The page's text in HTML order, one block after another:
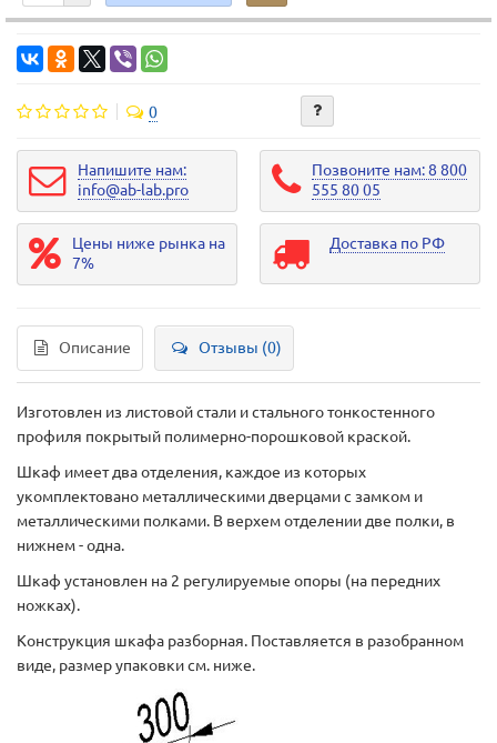
0
Напишите нам:
info@ab-lab.pro
Позвоните нам: 8 800
555 80 05
Цены ниже рынка на
7%
Доставка по РФ
Описание Отзывы (0)
Изготовлен из листовой стали и стального тонкостенного
профиля покрытый полимерно-порошковой краской.
Шкаф имеет два отделения, каждое из которых
укомплектовано металлическими дверцами с замком и
металлическими полками. В верхем отделении две полки, в
нижнем - одна.
Шкаф установлен на 2 регулируемые опоры (на передних
ножках).
Конструкция шкафа разборная. Поставляется в разобранном
виде, размер упаковки см. ниже.